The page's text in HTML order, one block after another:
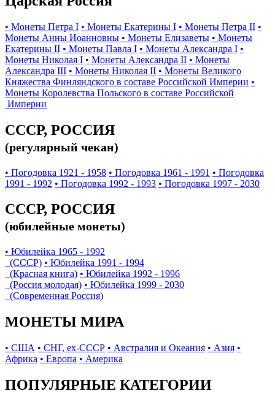
• Монеты Петра I • Монеты Екатерины I • Монеты Петра II •
Монеты Анны Иоанновны • Монеты Елизаветы • Монеты
Екатерины II • Монеты Павла I • Монеты Александра I •
Монеты Николая I • Монеты Александра II • Монеты
Александра III • Монеты Николая II • Монеты Великого
Княжества Финляндского в составе Российской Империи •
Монеты Королевства Польского в составе Российской
Империи
СССР, РОССИЯ
(регулярный чекан)
• Погодовка 1921 - 1958 • Погодовка 1961 - 1991 • Погодовка
1991 - 1992 • Погодовка 1992 - 1993 • Погодовка 1997 - 2030
СССР, РОССИЯ
(юбилейные монеты)
• Юбилейка 1965 - 1992
(СССР) • Юбилейка 1991 - 1994
(Красная книга) • Юбилейка 1992 - 1996
(Россия молодая) • Юбилейка 1999 - 2030
(Современная Россия)
МОНЕТЫ МИРА
• США • СНГ, ex-СССР • Австралия и Океания • Азия •
Африка • Европа • Америка
ПОПУЛЯРНЫЕ КАТЕГОРИИ